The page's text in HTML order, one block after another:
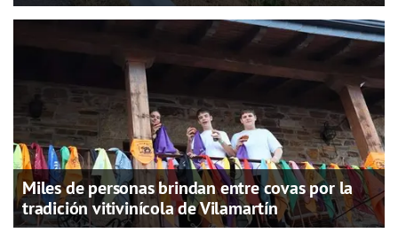
Miles de personas brindan entre covas por la
tradición vitivinícola de Vilamartín